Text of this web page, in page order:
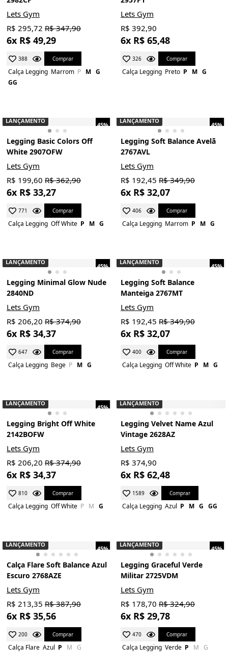
Lets Gym
R$ 295,72 R$ 347,90
6x R$ 49,29
388 Comprar
Calça Legging Marrom P M G
GG
Lets Gym
R$ 392,90
6x R$ 65,48
326 Comprar
Calça Legging Preto P M G
45%
LANÇAMENTO
Legging Basic Colors Off
White 2907OFW
Lets Gym
R$ 199,60 R$ 362,90
6x R$ 33,27
771 Comprar
Calça Legging Off White P M G
45%
LANÇAMENTO
Legging Soft Balance Avelã
2767AVL
Lets Gym
R$ 192,45 R$ 349,90
6x R$ 32,07
406 Comprar
Calça Legging Marrom P M G
45%
LANÇAMENTO
Legging Minimal Glow Nude
2840ND
Lets Gym
R$ 206,20 R$ 374,90
6x R$ 34,37
647 Comprar
Calça Legging Bege P M G
45%
LANÇAMENTO
Legging Soft Balance
Manteiga 2767MT
Lets Gym
R$ 192,45 R$ 349,90
6x R$ 32,07
400 Comprar
Calça Legging Off White P M G
45%
LANÇAMENTO
Legging Bright Off White
2142BOFW
Lets Gym
R$ 206,20 R$ 374,90
6x R$ 34,37
810 Comprar
Calça Legging Off White P M G
LANÇAMENTO
Legging Velvet Name Azul
Vintage 2628AZ
Lets Gym
R$ 374,90
6x R$ 62,48
1589 Comprar
Calça Legging Azul P M G GG
45%
LANÇAMENTO
Calça Flare Soft Balance Azul
Escuro 2768AZE
Lets Gym
R$ 213,35 R$ 387,90
6x R$ 35,56
200 Comprar
Calça Flare Azul P M G
45%
LANÇAMENTO
Legging Graceful Verde
Militar 2725VDM
Lets Gym
R$ 178,70 R$ 324,90
6x R$ 29,78
470 Comprar
Calça Legging Verde P M G